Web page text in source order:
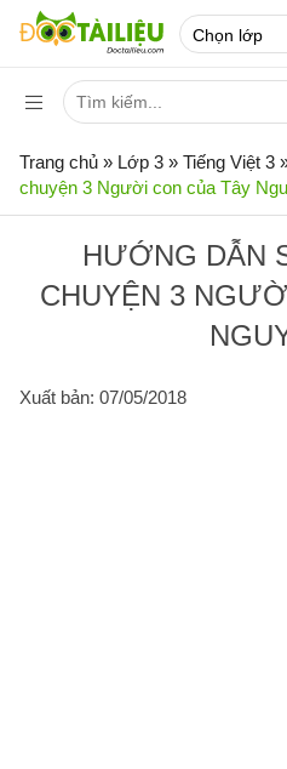
Trang chủ » Lớp 3 » Tiếng Việt 3
chuyện 3 Người con của Tây
HƯỚNG DẪN
CHUYỆN 3
Xuất bản: 07/05/2018